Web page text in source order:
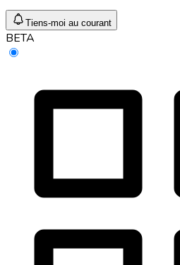
Tiens-moi au courant
BETA